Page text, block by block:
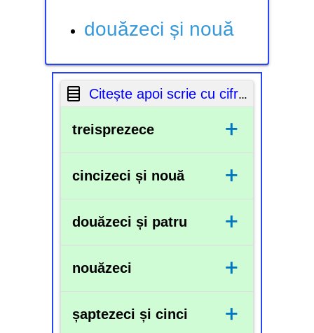
douăzeci și nouă
Citește apoi scrie cu cifre numerele următoare:
treisprezece +
13
cincizeci și nouă +
59
douăzeci și patru +
24
nouăzeci +
90
șaptezeci și cinci +